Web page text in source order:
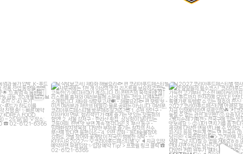
kffair_live
7월 8
kffair_live
7월 2